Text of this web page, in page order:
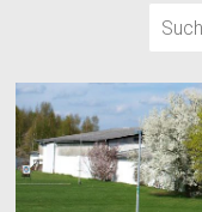
02:00